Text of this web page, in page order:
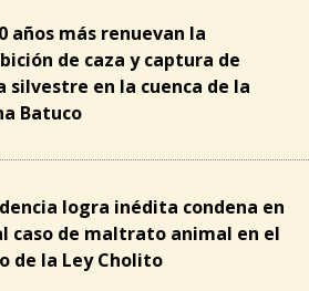
años más renuevan la
de caza y captura de
silvestre en la cuenca de la
Batuco
logra inédita condena en
caso de maltrato animal en el
de la Ley Cholito